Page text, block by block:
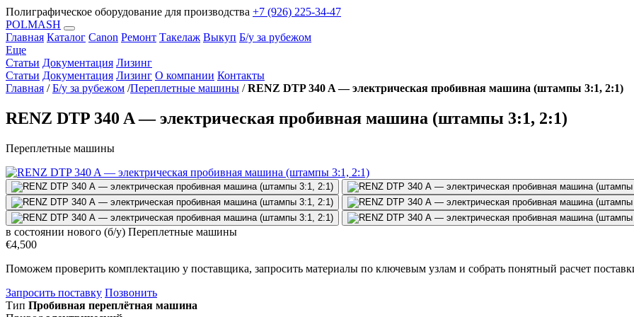
Полиграфическое оборудование для производства +7 (926) 225-34-47
POLMASH
Главная Каталог Canon Ремонт Такелаж Выкуп Б/у за рубежом
Еще
Статьи Документация Лизинг
Статьи Документация Лизинг О компании Контакты
Главная / Б/у за рубежом /Переплетные машины / RENZ DTP 340 A — электрическая пробивная машина (штампы 3:1, 2:1)
RENZ DTP 340 A — электрическая пробивная машина (штампы 3:1, 2:1)
Переплетные машины
в состоянии нового (б/у) Переплетные машины
€4,500
Поможем проверить комплектацию у поставщика, запросить материалы по ключевым узлам и собрать понятный расчет
Запросить поставку Позвонить
Тип Пробивная переплётная машина